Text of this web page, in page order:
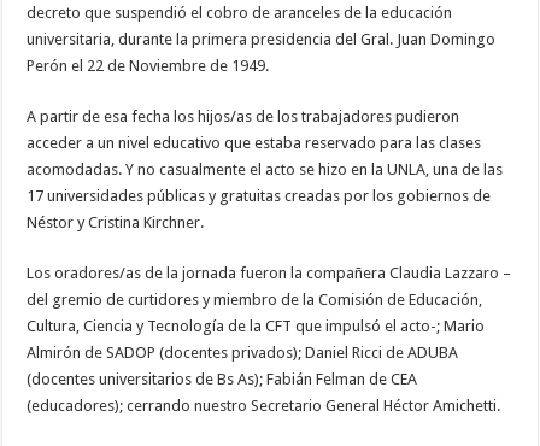
decreto que suspendió el cobro de aranceles de la educación
universitaria, durante la primera presidencia del Gral. Juan Domingo
Perón el 22 de Noviembre de 1949.
A partir de esa fecha los hijos/as de los trabajadores pudieron
acceder a un nivel educativo que estaba reservado para las clases
acomodadas. Y no casualmente el acto se hizo en la UNLA, una de las
17 universidades públicas y gratuitas creadas por los gobiernos de
Néstor y Cristina Kirchner.
Los oradores/as de la jornada fueron la compañera Claudia Lazzaro –
del gremio de curtidores y miembro de la Comisión de Educación,
Cultura, Ciencia y Tecnología de la CFT que impulsó el acto-; Mario
Almirón de SADOP (docentes privados); Daniel Ricci de ADUBA
(docentes universitarios de Bs As); Fabián Felman de CEA
(educadores); cerrando nuestro Secretario General Héctor Amichetti.